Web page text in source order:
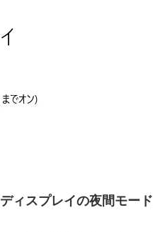
ディスプレイの夜間モード